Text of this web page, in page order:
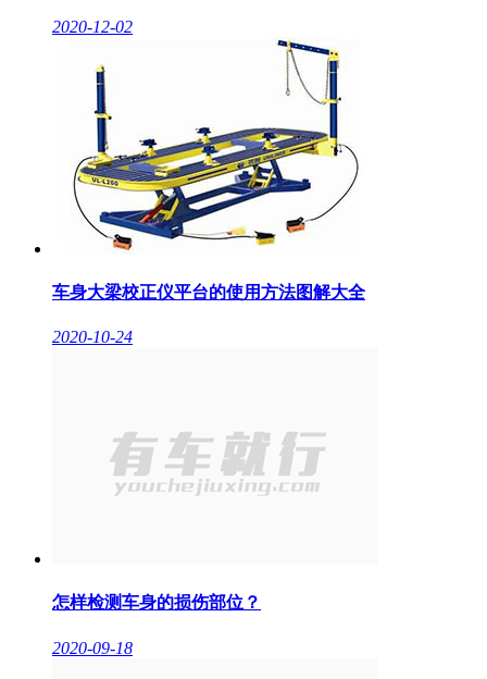
2020-12-02
车身大梁校正仪平台的使用方法图解大全
2020-10-24
怎样检测车身的损伤部位？
2020-09-18